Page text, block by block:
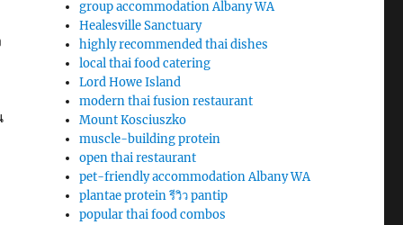
group accommodation Albany WA
Healesville Sanctuary
highly recommended thai dishes
local thai food catering
Lord Howe Island
modern thai fusion restaurant
Mount Kosciuszko
muscle-building protein
open thai restaurant
pet-friendly accommodation Albany WA
plantae protein รีวิว pantip
popular thai food combos